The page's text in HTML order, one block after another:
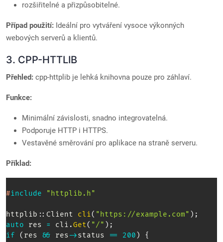
rozšiřitelné a přizpůsobitelné.
Případ použití: Ideální pro vytváření vysoce výkonných
webových serverů a klientů.
3. CPP-HTTLIB
Přehled: cpp-httplib je lehká knihovna pouze pro záhlaví.
Funkce:
Minimální závislosti, snadno integrovatelná.
Podporuje HTTP i HTTPS.
Vestavěné směrování pro aplikace na straně serveru.
Příklad:
#include "httplib.h"
httplib :: Client cli( "https://example.com" ) ;
auto res = cli .Get( "/" ) ;
if
( res && res->status == 200 )
{